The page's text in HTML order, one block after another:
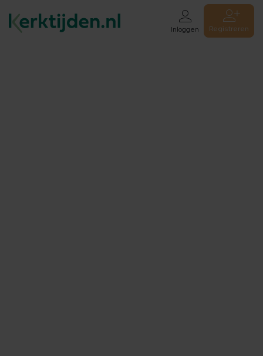
Inloggen Registreren